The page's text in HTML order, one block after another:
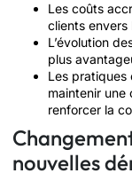
Les coûts
clients envers
L’évolution
plus
Les pratiques
maintenir une
renforcer la
nouvelles